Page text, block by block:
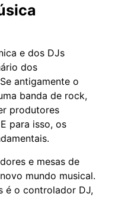
e dos DJs
dos
antigamente o
banda de rock,
produtores
para isso, os
e mesas de
mundo musical.
é o controlador DJ,